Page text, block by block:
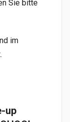
Sie bitte
im
up